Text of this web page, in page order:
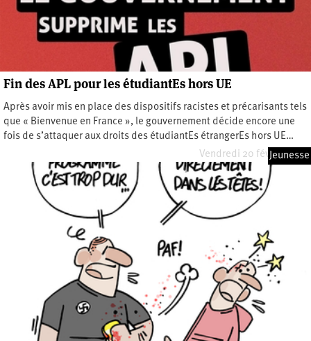
Fin des APL pour les étudiantEs hors UE
Après avoir mis en place des dispositifs racistes et précarisants tels
que « Bienvenue en France », le gouvernement décide encore une
fois de s’attaquer aux droits des étudiantEs étrangerEs hors UE…
Vendredi 20 février 2026
Jeunesse